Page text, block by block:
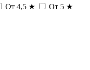
От 4,5 ★ От 5 ★